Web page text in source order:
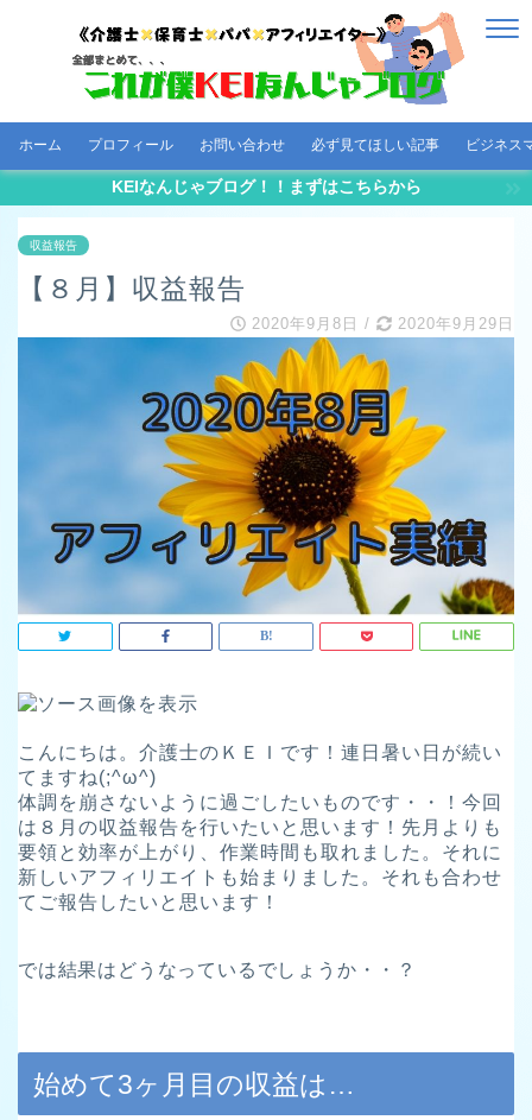
ホーム プロフィール お問い合わせ 必ず見てほしい記事 ビジネス
KEIなんじゃブログ！！まずはこちらから
収益報告
【８月】収益報告
2020年9月8日 / 2020年9月29日
こんにちは。介護士のＫＥＩです！連日暑い日が続い
てますね(;^ω^)
体調を崩さないように過ごしたいものです・・！今回
は８月の収益報告を行いたいと思います！先月よりも
要領と効率が上がり、作業時間も取れました。それに
新しいアフィリエイトも始まりました。それも合わせ
てご報告したいと思います！
では結果はどうなっているでしょうか・・？
始めて3ヶ月目の収益は…